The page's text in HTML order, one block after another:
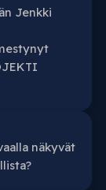
Jenkki
näkyvät